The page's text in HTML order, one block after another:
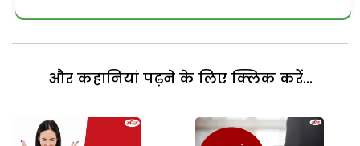
और कहानियां पढ़ने के लिए क्लिक करें...